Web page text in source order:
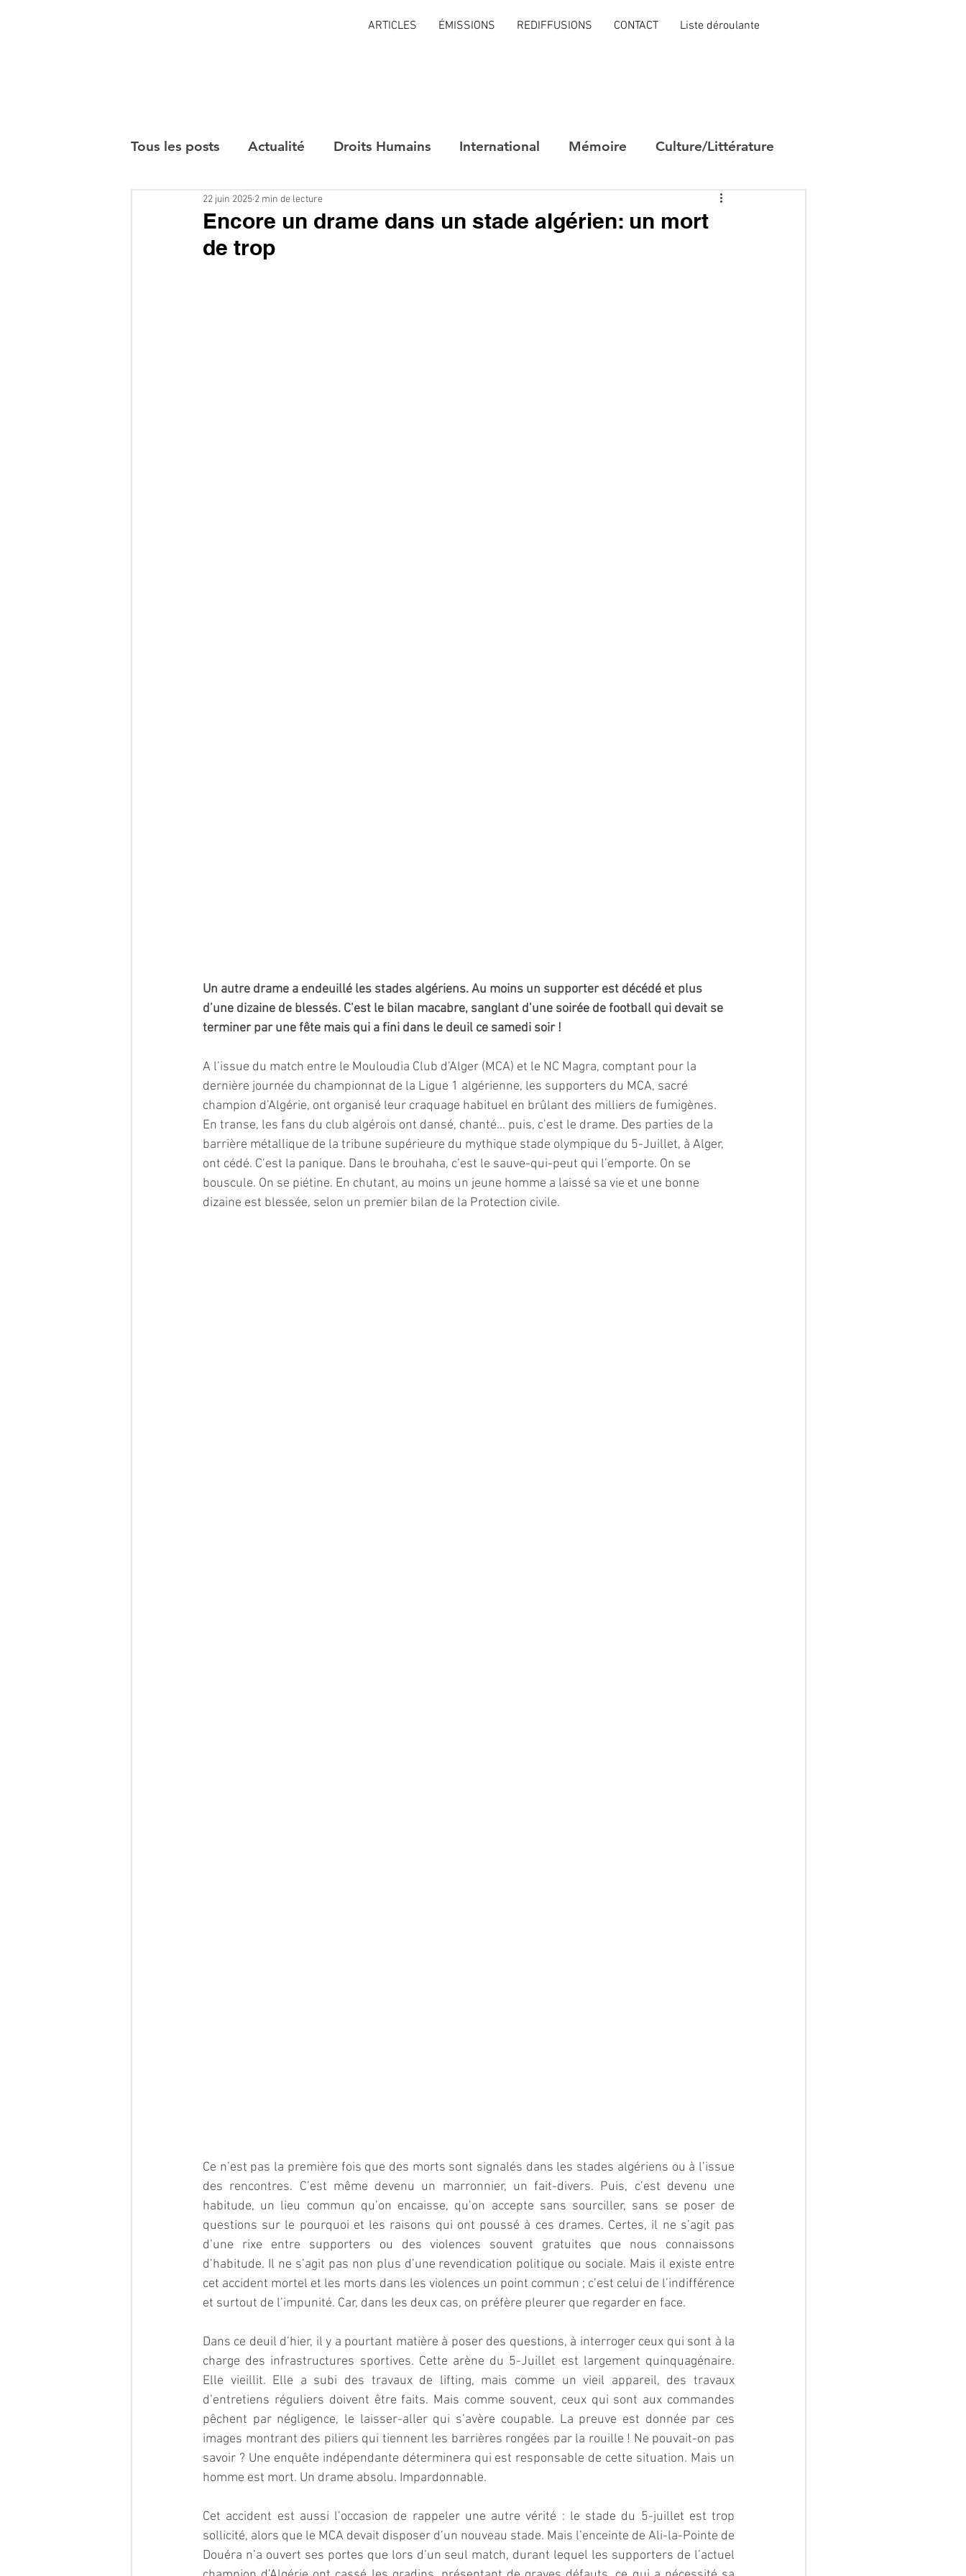
ARTICLES ÉMISSIONS REDIFFUSIONS CONTACT Liste déroulante
Tous les posts Actualité Droits Humains International Mémoire Culture/Littérature
Interviews
Encore un drame dans un stade algérien: un mort
de trop
22 juin 2025 2 min de lecture
Un autre drame a endeuillé les stades algériens. Au moins un supporter est décédé et plus
d’une dizaine de blessés. C’est le bilan macabre, sanglant d’une soirée de football qui devait se
terminer par une fête mais qui a fini dans le deuil ce samedi soir !
A l’issue du match entre le Mouloudia Club d’Alger (MCA) et le NC Magra, comptant pour la
dernière journée du championnat de la Ligue 1 algérienne, les supporters du MCA, sacré
champion d’Algérie, ont organisé leur craquage habituel en brûlant des milliers de fumigènes.
En transe, les fans du club algérois ont dansé, chanté… puis, c’est le drame. Des parties de la
barrière métallique de la tribune supérieure du mythique stade olympique du 5-Juillet, à Alger,
ont cédé. C’est la panique. Dans le brouhaha, c’est le sauve-qui-peut qui l’emporte. On se
bouscule. On se piétine. En chutant, au moins un jeune homme a laissé sa vie et une bonne
dizaine est blessée, selon un premier bilan de la Protection civile.
Ce n’est pas la première fois que des morts sont signalés dans les stades algériens ou à l’issue
des rencontres. C’est même devenu un marronnier, un fait-divers. Puis, c’est devenu une
habitude, un lieu commun qu’on encaisse, qu’on accepte sans sourciller, sans se poser de
questions sur le pourquoi et les raisons qui ont poussé à ces drames. Certes, il ne s’agit pas
d’une rixe entre supporters ou des violences souvent gratuites que nous connaissons
d’habitude. Il ne s’agit pas non plus d’une revendication politique ou sociale. Mais il existe entre
cet accident mortel et les morts dans les violences un point commun ; c’est celui de l’indifférence
et surtout de l’impunité. Car, dans les deux cas, on préfère pleurer que regarder en face.
Dans ce deuil d’hier, il y a pourtant matière à poser des questions, à interroger ceux qui sont à la
charge des infrastructures sportives. Cette arène du 5-Juillet est largement quinquagénaire.
Elle vieillit. Elle a subi des travaux de lifting, mais comme un vieil appareil, des travaux
d’entretiens réguliers doivent être faits. Mais comme souvent, ceux qui sont aux commandes
pêchent par négligence, le laisser-aller qui s’avère coupable. La preuve est donnée par ces
images montrant des piliers qui tiennent les barrières rongées par la rouille ! Ne pouvait-on pas
savoir ? Une enquête indépendante déterminera qui est responsable de cette situation. Mais un
homme est mort. Un drame absolu. Impardonnable.
Cet accident est aussi l’occasion de rappeler une autre vérité : le stade du 5-juillet est trop
sollicité, alors que le MCA devait disposer d’un nouveau stade. Mais l’enceinte de Ali-la-Pointe de
Douéra n’a ouvert ses portes que lors d’un seul match, durant lequel les supporters de l’actuel